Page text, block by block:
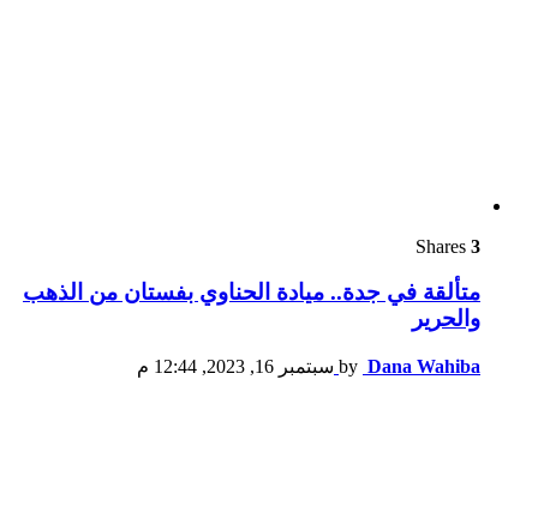
3
متألقة في جدة.. ميادة الحناوي بفستان من الذهب
والحرير
by Dana Wahiba سبتمبر 16, 2023, 12:44 م